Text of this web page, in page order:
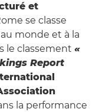
et
se classe
monde et à la
le classement «
Report
la performance